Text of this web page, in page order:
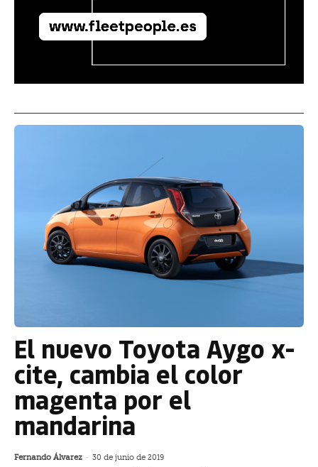
El nuevo Toyota Aygo x-
cite, cambia el color
magenta por el
mandarina
Fernando Álvarez - 30 de junio de 2019